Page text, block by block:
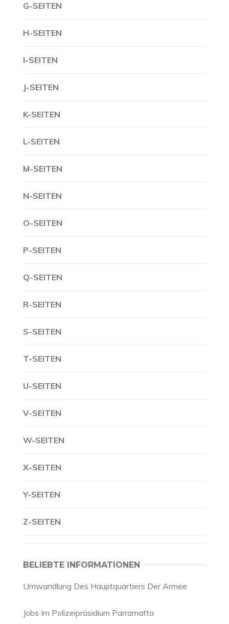
G-SEITEN
H-SEITEN
I-SEITEN
J-SEITEN
K-SEITEN
L-SEITEN
M-SEITEN
N-SEITEN
O-SEITEN
P-SEITEN
Q-SEITEN
R-SEITEN
S-SEITEN
T-SEITEN
U-SEITEN
V-SEITEN
W-SEITEN
X-SEITEN
Y-SEITEN
Z-SEITEN
BELIEBTE INFORMATIONEN
Umwandlung Des Hauptquartiers Der Armee
Jobs Im Polizeipräsidium Parramatta